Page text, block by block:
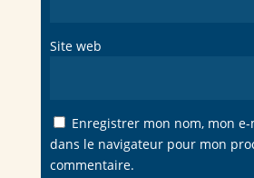
Site web
Enregistrer mon nom, mon
dans le navigateur pour mon
commentaire.